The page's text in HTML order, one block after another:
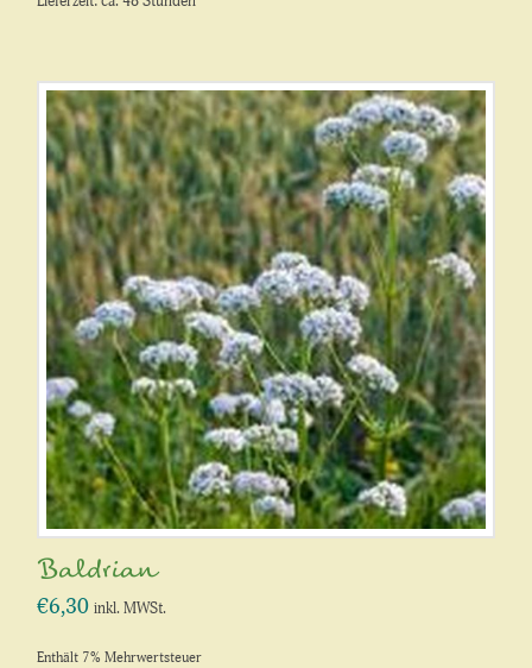
Baldrian
€6,30 inkl. MWSt.
Enthält 7% Mehrwertsteuer